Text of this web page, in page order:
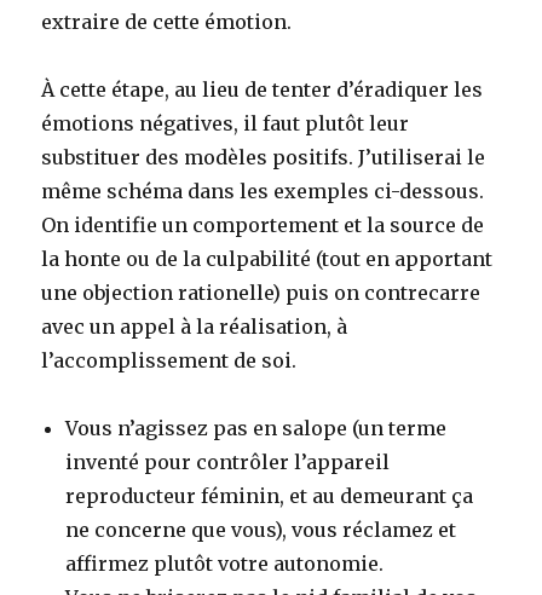
extraire de cette émotion.
À cette étape, au lieu de tenter d’éradiquer les
émotions négatives, il faut plutôt leur
substituer des modèles positifs. J’utiliserai le
même schéma dans les exemples ci-dessous.
On identifie un comportement et la source de
la honte ou de la culpabilité (tout en apportant
une objection rationelle) puis on contrecarre
avec un appel à la réalisation, à
l’accomplissement de soi.
Vous n’agissez pas en salope (un terme
inventé pour contrôler l’appareil
reproducteur féminin, et au demeurant ça
ne concerne que vous), vous réclamez et
affirmez plutôt votre autonomie.